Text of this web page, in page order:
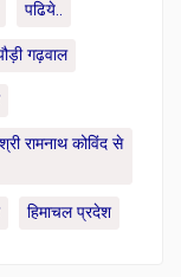
पढिये..
गढ़वाल
रामनाथ कोविंद से
हिमाचल प्रदेश